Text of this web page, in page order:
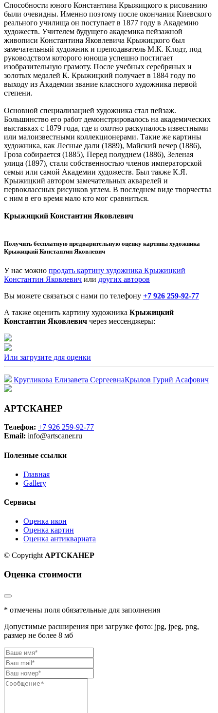
Способности юного Константина Крыжицкого к рисованию
были очевидны. Именно поэтому после окончания Киевского
реального училища он поступает в 1877 году в Академию
художеств. Учителем будущего академика пейзажной
живописи Константина Яковлевича Крыжицкого был
замечательный художник и преподаватель М.К. Клодт, под
руководством которого юноша успешно постигает
изобразительную грамоту. После учебных серебряных и
золотых медалей К. Крыжицкий получает в 1884 году по
выходу из Академии звание классного художника первой
степени.
Основной специализацией художника стал пейзаж.
Большинство его работ демонстрировалось на академических
выставках с 1879 года, где и охотно раскупалось известными
или малоизвестными коллекционерами. Такие же картины
художника, как Лесные дали (1889), Майский вечер (1886),
Гроза собирается (1885), Перед полуднем (1886), Зеленая
улица (1897), стали собственностью членов императорской
семьи или самой Академии художеств. Был также К.Я.
Крыжицкий автором замечательных акварелей и
первоклассных рисунков углем. В последнем виде творчества
с ним в его время мало кто мог сравниться.
Крыжицкий Константин Яковлевич
Получить бесплатную предварительную оценку картины художника
Крыжицкий Константин Яковлевич
У нас можно продать картину художника Крыжицкий
Константин Яковлевич или других авторов
Вы можете связаться с нами по телефону +7 926 259-92-77
А также оценить картину художника Крыжицкий
Константин Яковлевич через мессенджеры:
Или загрузите для оценки
Кругликова Елизавета СергеевнаКрылов Гурий Асафович
АРТСКАНЕР
Телефон: +7 926 259-92-77
Email: info@artscaner.ru
Полезные ссылки
Главная
Gallery
Сервисы
Оценка икон
Оценка картин
Оценка антиквариата
© CopyrightАРТСКАНЕР
Оценка стоимости
* отмечены поля обязательные для заполнения
Допустимые расширения при загрузке фото: jpg, jpeg, png,
размер не более 8 мб